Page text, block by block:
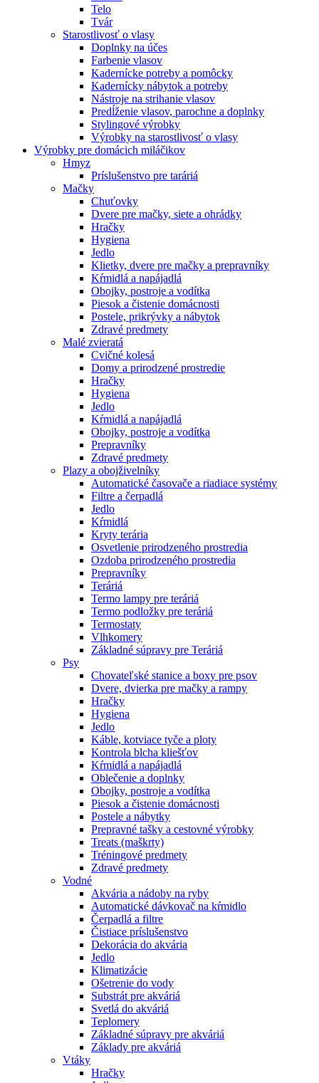
Telo
Tvár
Starostlivosť o vlasy
Doplnky na účes
Farbenie vlasov
Kadernícke potreby a pomôcky
Kadernícky nábytok a potreby
Nástroje na strihanie vlasov
Predĺženie vlasov, parochne a doplnky
Stylingové výrobky
Výrobky na starostlivosť o vlasy
Výrobky pre domácich miláčikov
Hmyz
Príslušenstvo pre taráriá
Mačky
Chuťovky
Dvere pre mačky, siete a ohrádky
Hračky
Hygiena
Jedlo
Klietky, dvere pre mačky a prepravníky
Kŕmidlá a napájadlá
Obojky, postroje a vodítka
Piesok a čistenie domácnosti
Postele, prikrývky a nábytok
Zdravé predmety
Malé zvieratá
Cvičné kolesá
Domy a prirodzené prostredie
Hračky
Hygiena
Jedlo
Kŕmidlá a napájadlá
Obojky, postroje a vodítka
Prepravníky
Zdravé predmety
Plazy a obojživelníky
Automatické časovače a riadiace systémy
Filtre a čerpadlá
Jedlo
Kŕmidlá
Kryty terária
Osvetlenie prirodzeného prostredia
Ozdoba prirodzeného prostredia
Prepravníky
Teráriá
Termo lampy pre teráriá
Termo podložky pre teráriá
Termostaty
Vlhkomery
Základné súpravy pre Teráriá
Psy
Chovateľské stanice a boxy pre psov
Dvere, dvierka pre mačky a rampy
Hračky
Hygiena
Jedlo
Káble, kotviace tyče a ploty
Kontrola blcha kliešťov
Kŕmidlá a napájadlá
Oblečenie a doplnky
Obojky, postroje a vodítka
Piesok a čistenie domácnosti
Postele a nábytky
Prepravné tašky a cestovné výrobky
Treats (maškrty)
Tréningové predmety
Zdravé predmety
Vodné
Akvária a nádoby na ryby
Automatické dávkovač na kŕmidlo
Čerpadlá a filtre
Čistiace príslušenstvo
Dekorácia do akvária
Jedlo
Klimatizácie
Ošetrenie do vody
Substrát pre akváriá
Svetlá do akváriá
Teplomery
Základné súpravy pre akváriá
Základy pre akváriá
Vtáky
Hračky